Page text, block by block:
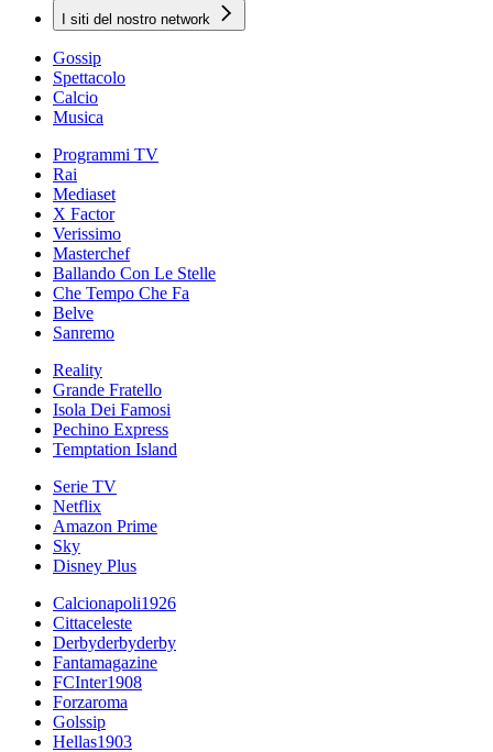
I siti del nostro network
Gossip
Spettacolo
Calcio
Musica
Programmi TV
Rai
Mediaset
X Factor
Verissimo
Masterchef
Ballando Con Le Stelle
Che Tempo Che Fa
Belve
Sanremo
Reality
Grande Fratello
Isola Dei Famosi
Pechino Express
Temptation Island
Serie TV
Netflix
Amazon Prime
Sky
Disney Plus
Calcionapoli1926
Cittaceleste
Derbyderbyderby
Fantamagazine
FCInter1908
Forzaroma
Golssip
Hellas1903